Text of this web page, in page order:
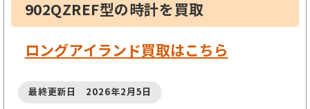
902QZREF型の時計を買取
ロングアイランド買取はこちら
最終更新日 2026年2月5日